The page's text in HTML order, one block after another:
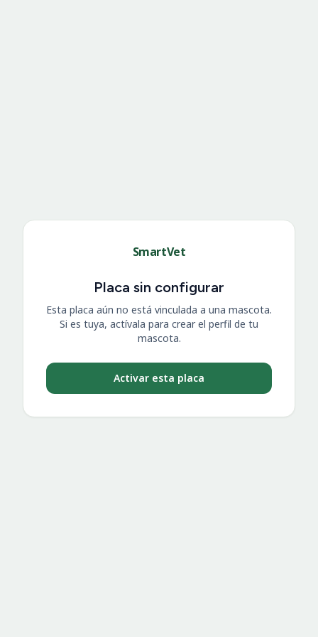
SmartVet
Placa sin configurar
Esta placa aún no está vinculada a una mascota.
Si es tuya, actívala para crear el perfil de tu
mascota.
Activar esta placa